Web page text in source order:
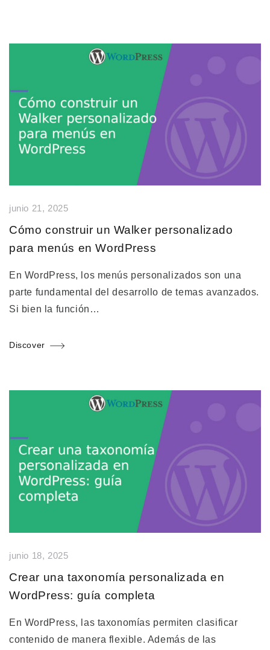
junio 21, 2025
Cómo construir un Walker personalizado
para menús en WordPress
En WordPress, los menús personalizados son una
parte fundamental del desarrollo de temas avanzados.
Si bien la función…
Discover
junio 18, 2025
Crear una taxonomía personalizada en
WordPress: guía completa
En WordPress, las taxonomías permiten clasificar
contenido de manera flexible. Además de las